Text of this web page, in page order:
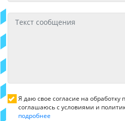
Я даю свое согласие на
соглашаюсь с условиями и
подробнее